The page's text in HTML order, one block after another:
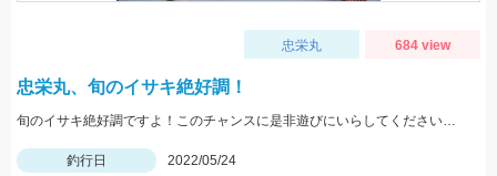
忠栄丸 684 view
忠栄丸、旬のイサキ絶好調！
旬のイサキ絶好調ですよ！このチャンスに是非遊びにいらしてくださいね。
釣行日
2022/05/24